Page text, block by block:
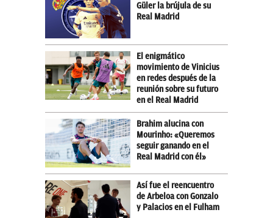
Güler la brújula de su
Real Madrid
El enigmático
movimiento de Vinicius
en redes después de la
reunión sobre su futuro
en el Real Madrid
Brahim alucina con
Mourinho: «Queremos
seguir ganando en el
Real Madrid con él»
Así fue el reencuentro
de Arbeloa con Gonzalo
y Palacios en el Fulham